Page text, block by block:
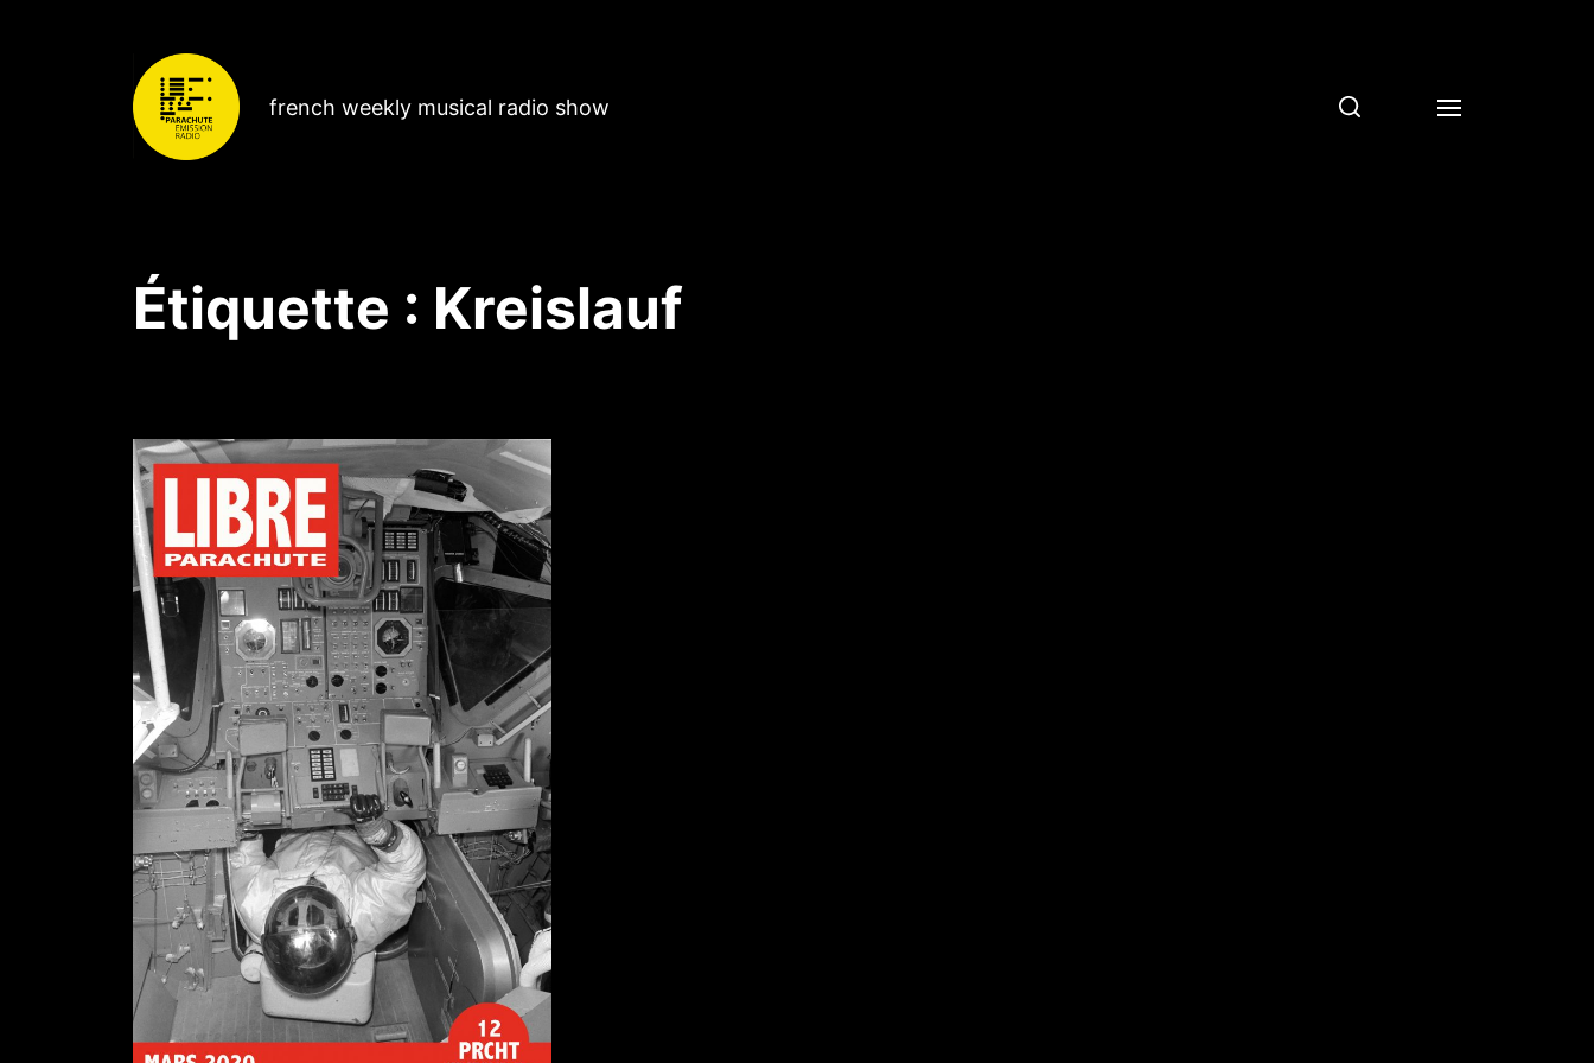
french weekly musical radio show
Étiquette : Kreislauf